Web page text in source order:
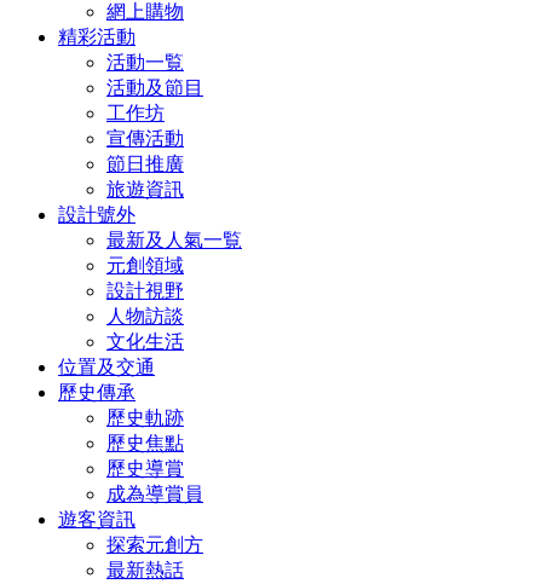
網上購物
精彩活動
活動一覧
活動及節目
工作坊
宣傳活動
節日推廣
旅遊資訊
設計號外
最新及人氣一覧
元創領域
設計視野
人物訪談
文化生活
位置及交通
歷史傳承
歷史軌跡
歷史焦點
歷史導賞
成為導賞員
遊客資訊
探索元創方
最新熱話